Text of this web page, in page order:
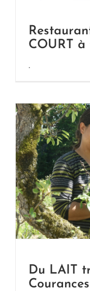
COURT à
.
Du LAIT
Courances